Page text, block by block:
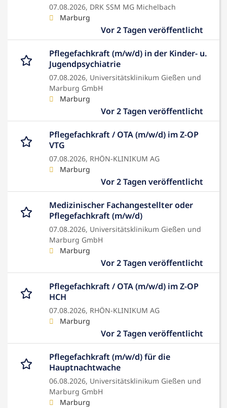
07.08.2026, DRK SSM MG Michelbach
Marburg
Vor 2 Tagen veröffentlicht
Pflegefachkraft (m/w/d) in der Kinder- u.
Jugendpsychiatrie
07.08.2026, Universitätsklinikum Gießen und
Marburg GmbH
Marburg
Vor 2 Tagen veröffentlicht
Pflegefachkraft / OTA (m/w/d) im Z-OP
VTG
07.08.2026, RHÖN-KLINIKUM AG
Marburg
Vor 2 Tagen veröffentlicht
Medizinischer Fachangestellter oder
Pflegefachkraft (m/w/d)
07.08.2026, Universitätsklinikum Gießen und
Marburg GmbH
Marburg
Vor 2 Tagen veröffentlicht
Pflegefachkraft / OTA (m/w/d) im Z-OP
HCH
07.08.2026, RHÖN-KLINIKUM AG
Marburg
Vor 2 Tagen veröffentlicht
Pflegefachkraft (m/w/d) für die
Hauptnachtwache
06.08.2026, Universitätsklinikum Gießen und
Marburg GmbH
Marburg